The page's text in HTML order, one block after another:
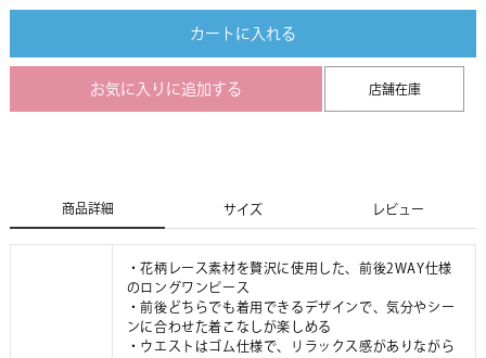
カートに入れる
お気に入りに追加する 店舗在庫
商品詳細 サイズ レビュー
・花柄レース素材を贅沢に使用した、前後2WAY仕様
のロングワンピース
・前後どちらでも着用できるデザインで、気分やシー
ンに合わせた着こなしが楽しめる
・ウエストはゴム仕様で、リラックス感がありながら